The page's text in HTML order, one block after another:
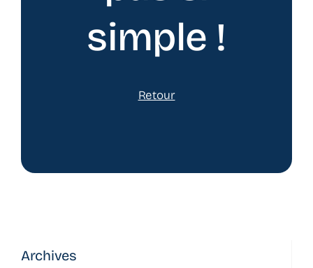
simple !
Retour
Archives